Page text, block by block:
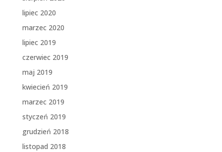
lipiec 2020
marzec 2020
lipiec 2019
czerwiec 2019
maj 2019
kwiecień 2019
marzec 2019
styczeń 2019
grudzień 2018
listopad 2018